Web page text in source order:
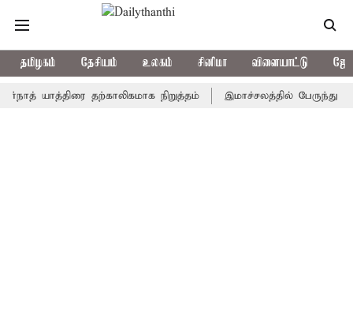
தமிழகம் தேசியம் உலகம் சினிமா விளையாட்டு
தற்காலிகமாக நிறுத்தம் இமாச்சலத்தில் பேருந்து